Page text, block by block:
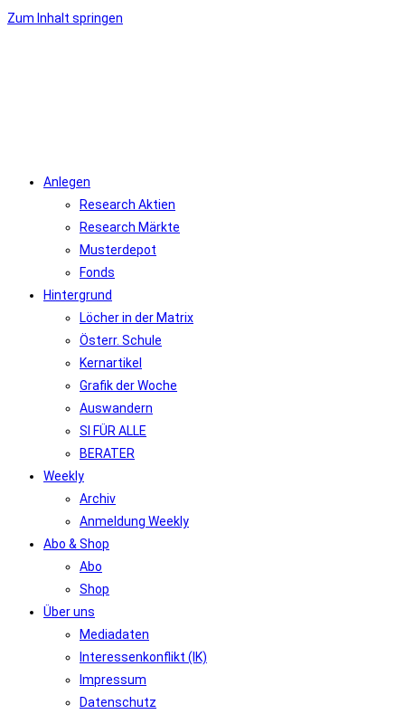
Zum Inhalt springen
Anlegen
Research Aktien
Research Märkte
Musterdepot
Fonds
Hintergrund
Löcher in der Matrix
Österr. Schule
Kernartikel
Grafik der Woche
Auswandern
SI FÜR ALLE
BERATER
Weekly
Archiv
Anmeldung Weekly
Abo & Shop
Abo
Shop
Über uns
Mediadaten
Interessenkonflikt (IK)
Impressum
Datenschutz